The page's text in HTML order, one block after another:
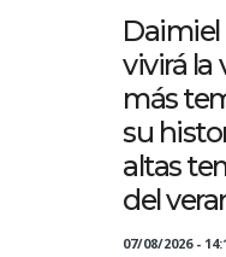
vivirá la
más
su
altas
del
07/08/2026 -